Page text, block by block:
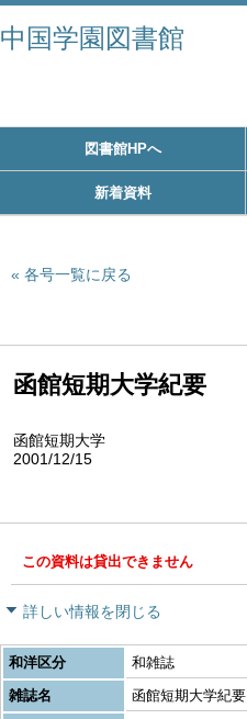
中国学園図書館
図書館HPへ
新着資料
各号一覧に戻る
函館短期大学紀要
函館短期大学
2001/12/15
この資料は貸出できません
詳しい情報を閉じる
和洋区分
和雑誌
雑誌名
函館短期大学紀要